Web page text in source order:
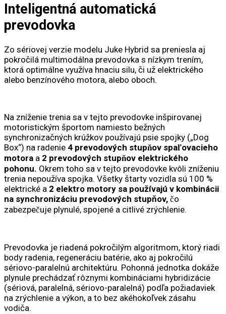
Inteligentná automatická
prevodovka
Zo sériovej verzie modelu Juke Hybrid sa preniesla aj
pokročilá multimodálna prevodovka s nízkym trením,
ktorá optimálne využíva hnaciu silu, či už elektrického
alebo benzínového motora, alebo oboch.
Na zníženie trenia sa v tejto prevodovke inšpirovanej
motoristickým športom namiesto bežných
synchronizačných krúžkov používajú psie spojky („Dog
Box“) na radenie 4 prevodových stupňov spaľovacieho
motora a 2 prevodových stupňov elektrického
pohonu. Okrem toho sa v tejto prevodovke kvôli zníženiu
trenia nepoužíva spojka. Všetky štarty vozidla sú 100 %
elektrické a 2 elektro motory sa používajú v kombinácii
na synchronizáciu prevodových stupňov, čo
zabezpečuje plynulé, spojené a citlivé zrýchlenie.
Prevodovka je riadená pokročilým algoritmom, ktorý riadi
body radenia, regeneráciu batérie, ako aj pokročilú
sériovo-paralelnú architektúru. Pohonná jednotka dokáže
plynule prechádzať rôznymi kombináciami hybridizácie
(sériová, paralelná, sériovo-paralelná) podľa požiadaviek
na zrýchlenie a výkon, a to bez akéhokoľvek zásahu
vodiča.